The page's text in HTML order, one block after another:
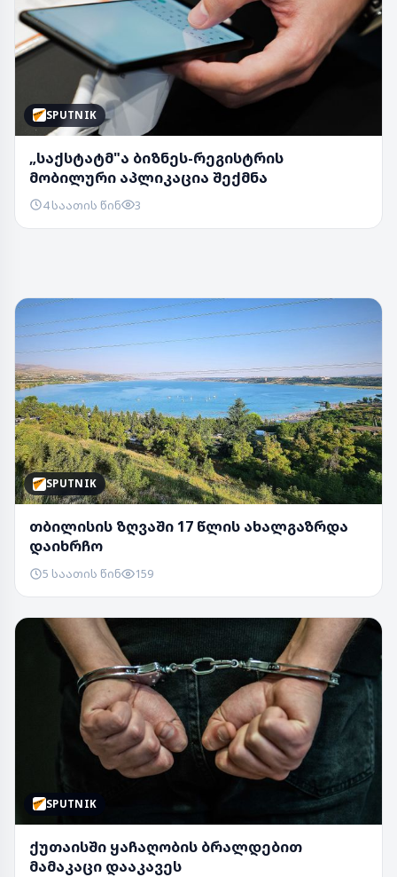
SPUTNIK
„საქსტატმ"ა ბიზნეს-რეგისტრის
მობილური აპლიკაცია შექმნა
4 საათის წინ 3
SPUTNIK
თბილისის ზღვაში 17 წლის ახალგაზრდა
დაიხრჩო
5 საათის წინ 159
SPUTNIK
ქუთაისში ყაჩაღობის ბრალდებით
მამაკაცი დააკავეს